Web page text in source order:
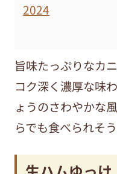
2024
旨味たっぷりなカ
コク深く濃厚な味
ょうのさわやかな
らでも食べられそ